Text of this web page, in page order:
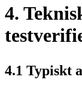
4.
4.1 Typiskt